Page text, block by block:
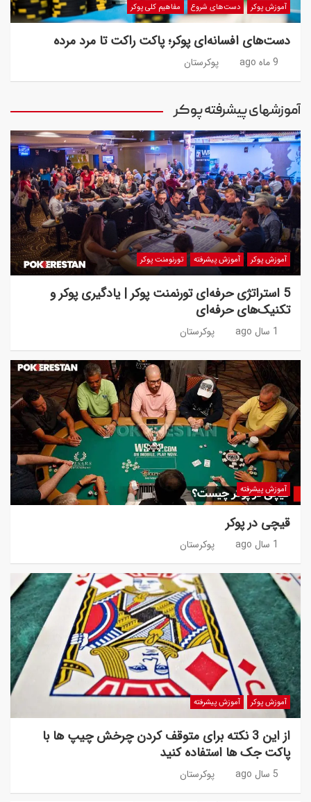
آموزش پوکر دست‌های شروع مفاهیم کلی پوکر
دست‌های افسانه‌ای پوکر؛ پاکت راکت تا مرد مرده
9 ماه ago پوکرستان
آموزشهای پیشرفته پوکر
آموزش پوکر آموزش پیشرفته تورنومنت پوکر
5 استراتژی حرفه‌ای تورنمنت پوکر | یادگیری پوکر و
تکنیک‌های حرفه‌ای
1 سال ago پوکرستان
آموزش پیشرفته
قیچی در پوکر
1 سال ago پوکرستان
آموزش پوکر آموزش پیشرفته
از این 3 نکته برای متوقف کردن چرخش چیپ ها با
پاکت جک ها استفاده کنید
5 سال ago پوکرستان